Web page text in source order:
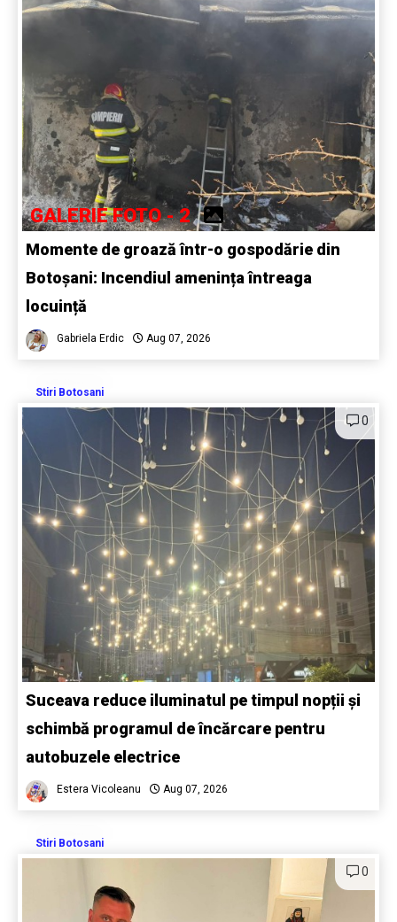
GALERIE FOTO - 2
Momente de groază într-o gospodărie din
Botoșani: Incendiul amenința întreaga
locuință
Gabriela Erdic Aug 07, 2026
Stiri Botosani
0
Suceava reduce iluminatul pe timpul nopții și
schimbă programul de încărcare pentru
autobuzele electrice
Estera Vicoleanu Aug 07, 2026
Stiri Botosani
0